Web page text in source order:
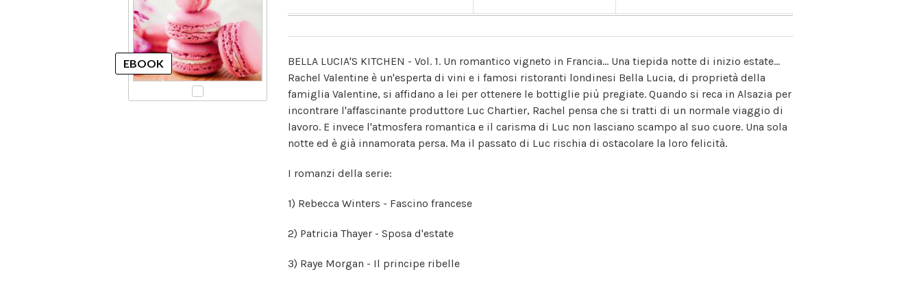
BELLA LUCIA'S KITCHEN - Vol. 1. Un romantico vigneto in Francia... Una tiepida notte di inizio estate...
Rachel Valentine è un'esperta di vini e i famosi ristoranti londinesi Bella Lucia, di proprietà della
famiglia Valentine, si affidano a lei per ottenere le bottiglie più pregiate. Quando si reca in Alsazia per
incontrare l'affascinante produttore Luc Chartier, Rachel pensa che si tratti di un normale viaggio di
lavoro. E invece l'atmosfera romantica e il carisma di Luc non lasciano scampo al suo cuore. Una sola
notte ed è già innamorata persa. Ma il passato di Luc rischia di ostacolare la loro felicità.
I romanzi della serie:
1) Rebecca Winters - Fascino francese
2) Patricia Thayer - Sposa d'estate
3) Raye Morgan - Il principe ribelle